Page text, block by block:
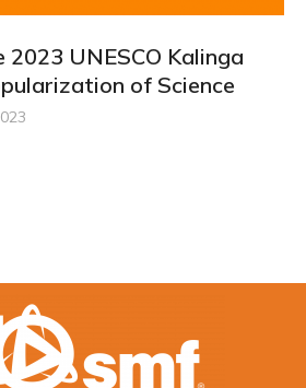
2023 UNESCO Kalinga
of Science